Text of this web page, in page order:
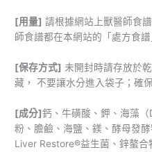
[用量] 請根據網站上獸醫師食
師食譜都在本網站的「處方食譜
[保存方式] 未開封時請存放於
藏， 不要讓水分進入袋子；確
[成分]鈣、牛磺酸、鉀、海藻
粉、膽鹼、海鹽、鎂、酵母發
Liver Restore®益生菌、鋅螯合